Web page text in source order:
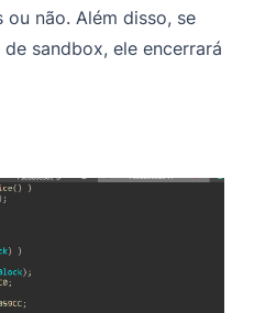
não. Além disso, se
sandbox, ele encerrará